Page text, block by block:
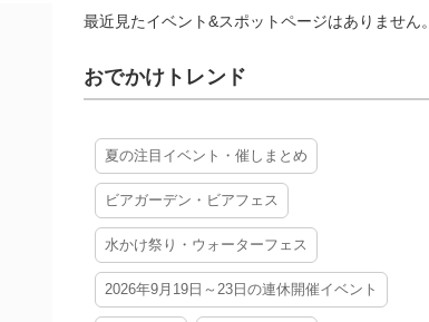
最近見たイベント&スポットページはありません。
おでかけトレンド
夏の注目イベント・催しまとめ
ビアガーデン・ビアフェス
水かけ祭り・ウォーターフェス
2026年9月19日～23日の連休開催イベント